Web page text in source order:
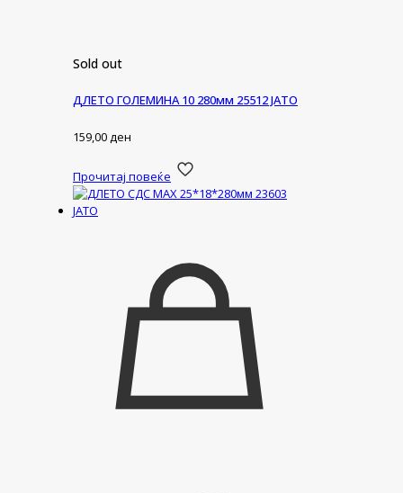
Sold out
ДЛЕТО ГОЛЕМИНА 10 280мм 25512 ЈАТО
159,00ден
Прочитај повеќе